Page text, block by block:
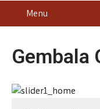
Menu
Gembala